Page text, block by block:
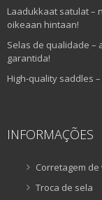
Laadukkaat satulat –
oikeaan hintaan!
Selas de qualidade –
garantida!
High-quality saddles
INFORMAÇÕES
Corretagem
Troca de sela